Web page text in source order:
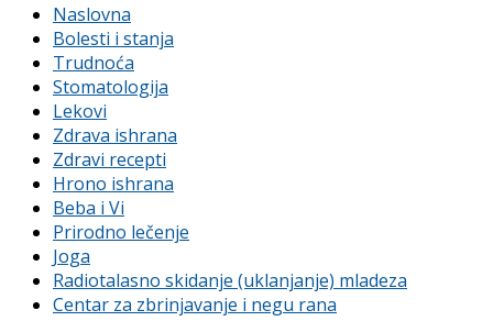
Naslovna
Bolesti i stanja
Trudnoća
Stomatologija
Lekovi
Zdrava ishrana
Zdravi recepti
Hrono ishrana
Beba i Vi
Prirodno lečenje
Joga
Radiotalasno skidanje (uklanjanje) mladeza
Centar za zbrinjavanje i negu rana